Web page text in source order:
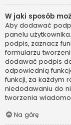
W jaki sposób
Aby dodawać
panelu
podpis, zaznacz
formularzu
dodawać podpis
odpowiednią
funkcji, za każdym
niedodawaniu do
tworzenia
Na górę